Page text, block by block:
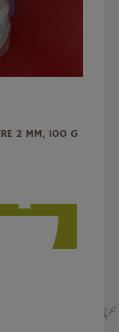
2 MM, 100 G